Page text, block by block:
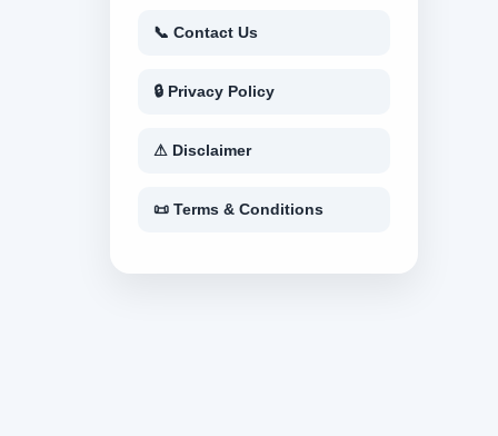
📞 Contact Us
🔒 Privacy Policy
⚠ Disclaimer
📜 Terms & Conditions